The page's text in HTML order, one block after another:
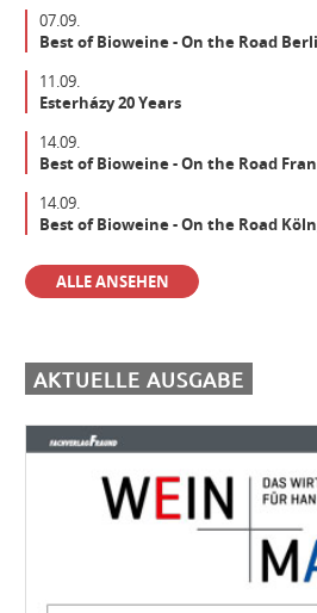
Landmaschinenmechatroniker Weinbau
Gebietsverkaufsleiter WEST (m/w/d)
Der beste Weinfachhandel 2024 sucht
Einkäufer/Einkäuferin Wein (m/w/d) für
07.09.
Best of Bioweine - On the Road
11.09.
Esterházy 20 Years
14.09.
Best of Bioweine - On the Road
14.09.
Best of Bioweine - On the Road
ALLE ANSEHEN
AKTUELLE AUSGABE